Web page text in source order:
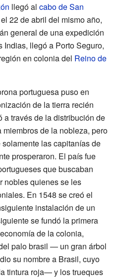
llegó al cabo de San
22 de abril del mismo año,
general de una expedición
Indias, llegó a Porto Seguro,
en colonia del Reino de
portuguesa puso en
de la tierra recién
a través de la distribución de
de la nobleza, pero
las capitanías de
prosperaron. El país fue
que buscaban
nobles quienes se les
En 1548 se creó el
instalación de un
se fundó la primera
de la colonia,
palo brasil — un gran árbol
su nombre a Brasil, cuyo
tintura roja— y los trueques